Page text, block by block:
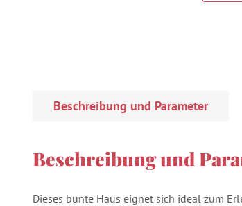
Beschreibung und Parameter
Beschreibung und
Dieses bunte Haus eignet sich ideal zum